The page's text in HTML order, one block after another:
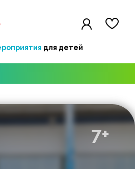
для детей
7+